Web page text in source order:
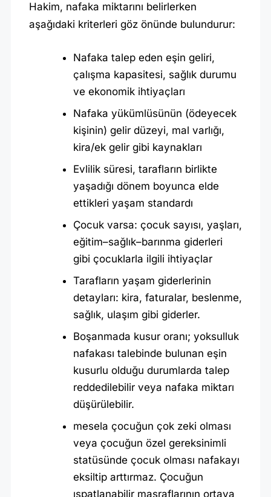
K
A
Hakim, nafaka miktarını belirlerken
aşağıdaki kriterleri göz önünde bulundurur:
Nafaka talep eden eşin geliri,
çalışma kapasitesi, sağlık durumu
ve ekonomik ihtiyaçları
Nafaka yükümlüsünün (ödeyecek
kişinin) gelir düzeyi, mal varlığı,
kira/ek gelir gibi kaynakları
Evlilik süresi, tarafların birlikte
yaşadığı dönem boyunca elde
ettikleri yaşam standardı
Çocuk varsa: çocuk sayısı, yaşları,
eğitim–sağlık–barınma giderleri
gibi çocuklarla ilgili ihtiyaçlar
Tarafların yaşam giderlerinin
detayları: kira, faturalar, beslenme,
sağlık, ulaşım gibi giderler.
Boşanmada kusur oranı; yoksulluk
nafakası talebinde bulunan eşin
kusurlu olduğu durumlarda talep
reddedilebilir veya nafaka miktarı
düşürülebilir.
mesela çocuğun çok zeki olması
veya çocuğun özel gereksinimli
statüsünde çocuk olması nafakayı
eksiltip arttırmaz. Çocuğun
ıspatlanabilir masraflarının ortaya